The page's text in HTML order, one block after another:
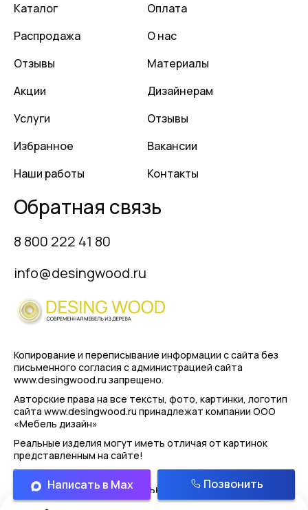
Каталог
Распродажа
Отзывы
Акции
Услуги
Избранное
Наши работы
Оплата
О нас
Материалы
Дизайнерам
Отзывы
Вакансии
Контакты
Обратная связь
8 800 222 41 80
info@desingwood.ru
Копирование и переписывание информации с сайта без
письменного согласия с администрацией сайта
www.desingwood.ru запрещено.
Авторские права на все тексты, фото, картинки, логотип
сайта www.desingwood.ru принадлежат компании ООО
«Мебель дизайн»
Реальные изделия могут иметь отличая от картинок
представленным на сайте!
Политика конфиденциальности
Написать в Max Позвонить